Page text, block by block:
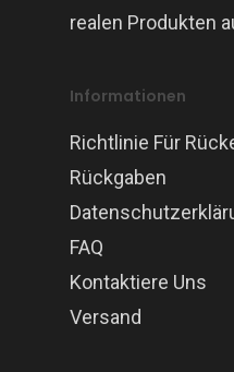
realen Produkten
Informationen
Richtlinie Für
Rückgaben
FAQ
Kontaktiere Uns
Versand